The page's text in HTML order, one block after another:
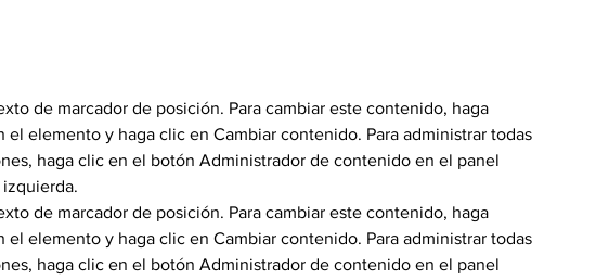
de marcador de posición. Para cambiar este contenido, haga
el elemento y haga clic en Cambiar contenido. Para administrar todas
haga clic en el botón Administrador de contenido en el panel
de marcador de posición. Para cambiar este contenido, haga
el elemento y haga clic en Cambiar contenido. Para administrar todas
haga clic en el botón Administrador de contenido en el panel